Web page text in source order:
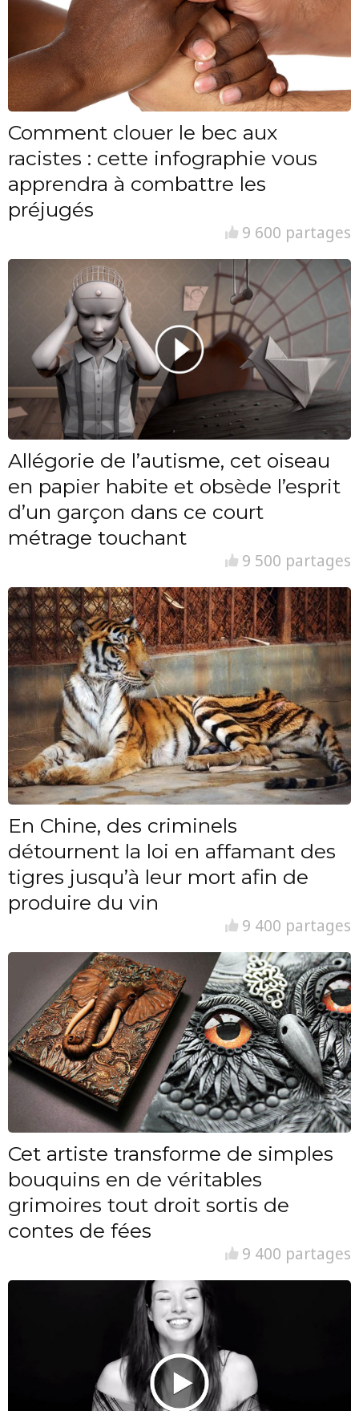
Comment clouer le bec aux
racistes : cette infographie vous
apprendra à combattre les
préjugés
9 600 partages
Allégorie de l’autisme, cet oiseau
en papier habite et obsède l’esprit
d’un garçon dans ce court
métrage touchant
9 500 partages
En Chine, des criminels
détournent la loi en affamant des
tigres jusqu’à leur mort afin de
produire du vin
9 400 partages
Cet artiste transforme de simples
bouquins en de véritables
grimoires tout droit sortis de
contes de fées
9 400 partages